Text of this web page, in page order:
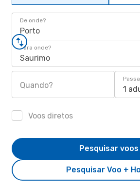
De onde?
Porto
Para onde?
Saurimo
Quando? 1
Voos diretos
Pesquisar Voo +
Pesquisar voos